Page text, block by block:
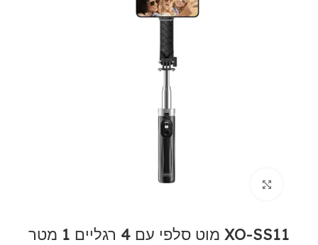
XO-SS11 מוט סלפי עם 4 רגליים 1 מטר